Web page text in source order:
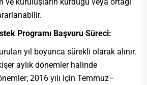
Programı Başvuru Süreci:
yıl boyunca sürekli olarak alınır.
aylık dönemler halinde
2016 yılı için Temmuz–